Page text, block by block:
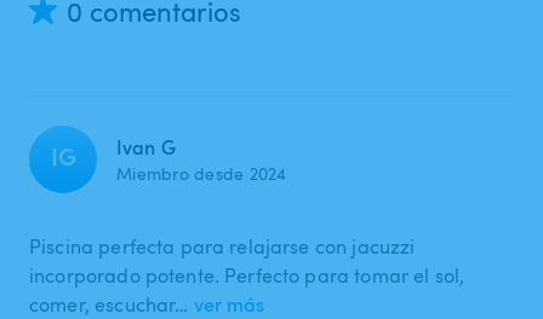
0 comentarios
IG Ivan G
Miembro desde 2024
Piscina perfecta para relajarse con jacuzzi
incorporado potente. Perfecto para tomar el sol,
comer, escuchar… ver más